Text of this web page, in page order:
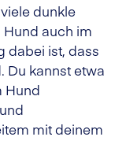
dunkle
auch im
dabei ist, dass
Du kannst etwa
Hund
mit deinem